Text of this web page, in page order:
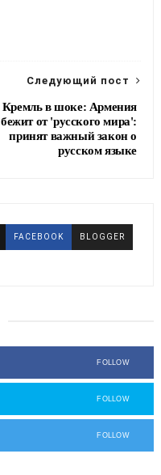
Следующий пост
Кремль в шоке: Армения
бежит от 'русского мира':
принят важный закон о
русском языке
FACEBOOK BLOGGER
FOLLOW
FOLLOW
FOLLOW